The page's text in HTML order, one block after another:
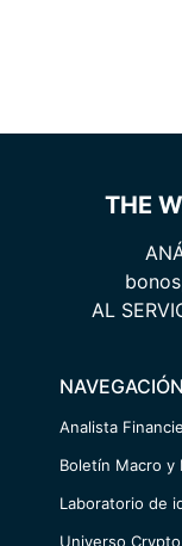
THE
AL
NAVEGACIÓN
Analista
Boletín Macro y
Laboratorio de
Universo Crypto